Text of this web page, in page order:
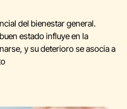
del bienestar general.
estado influye en la
y su deterioro se asocia a